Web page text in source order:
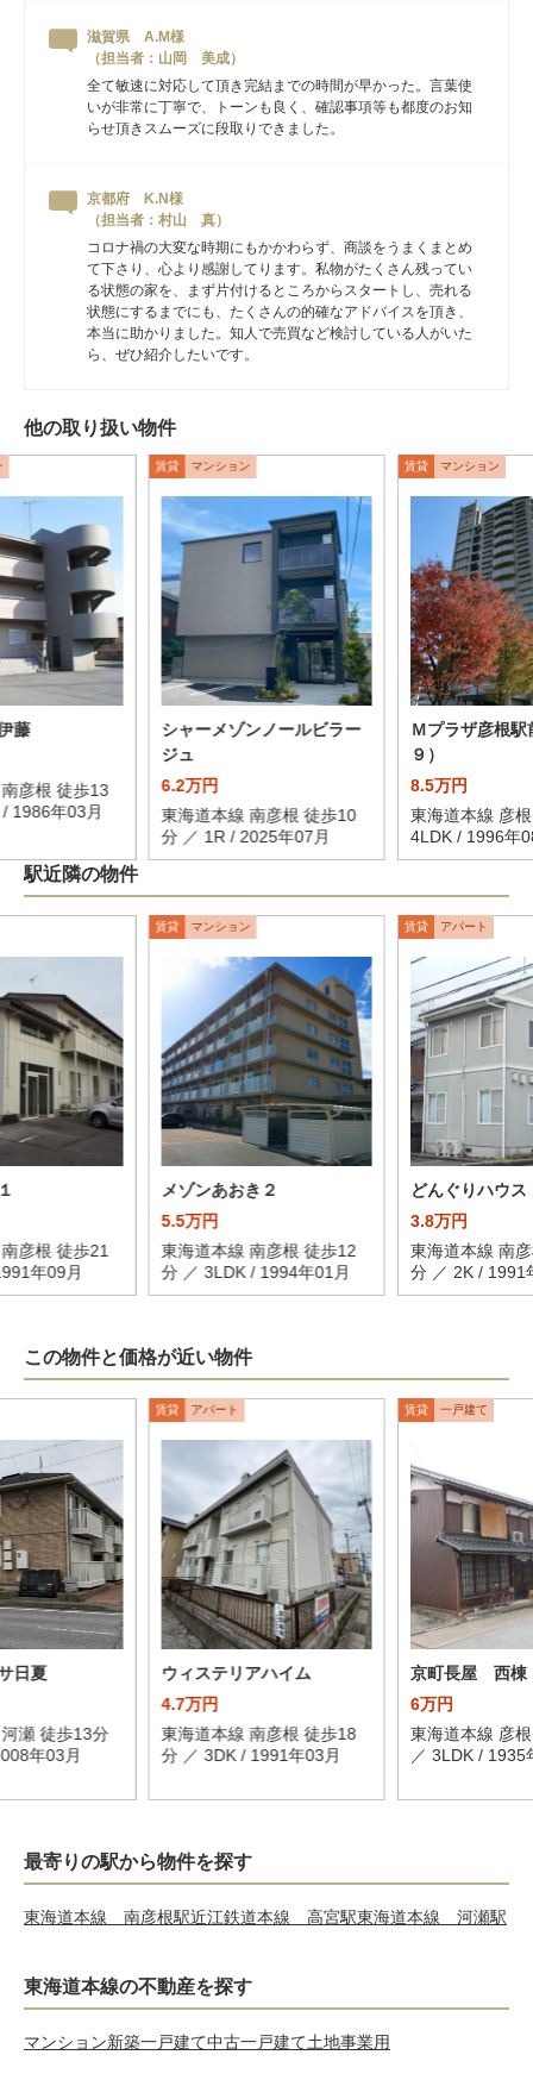
滋賀県 A.M様
（担当者：山岡 美成）
全て敏速に対応して頂き完結までの時間が早かった。言葉使
いが非常に丁寧で、トーンも良く、確認事項等も都度のお知
らせ頂きスムーズに段取りできました。
京都府 K.N様
（担当者：村山 真）
コロナ禍の大変な時期にもかかわらず、商談をうまくまとめ
て下さり、心より感謝してります。私物がたくさん残ってい
る状態の家を、まず片付けるところからスタートし、売れる
状態にするまでにも、たくさんの的確なアドバイスを頂き、
本当に助かりました。知人で売買など検討している人がいた
ら、ぜひ紹介したいです。
他の取り扱い物件
藤
彦根 徒歩13
1986年03月
賃貸 マンション
シャーメゾンノールビラー
ジュ
6.2万円
東海道本線 南彦根 徒歩10
分 ／ 1R / 2025年07月
賃貸 マンション
Ｍプラザ彦根駅
９）
8.5万円
東海道本線 彦
4LDK / 1996年
駅近隣の物件
彦根 徒歩21
年09月
賃貸 マンション
メゾンあおき２
5.5万円
東海道本線 南彦根 徒歩12
分 ／ 3LDK / 1994年01月
賃貸 アパート
どんぐりハウス
3.8万円
東海道本線 南
分 ／ 2K / 1991
この物件と価格が近い物件
日夏
瀬 徒歩13分
年03月
賃貸 アパート
ウィステリアハイム
4.7万円
東海道本線 南彦根 徒歩18
分 ／ 3DK / 1991年03月
賃貸 一戸建て
京町長屋 西棟
6万円
東海道本線 彦
／ 3LDK / 1935
最寄りの駅から物件を探す
東海道本線 南彦根駅近江鉄道本線 高宮駅東海道本線 河瀬駅
東海道本線の不動産を探す
マンション新築一戸建て中古一戸建て土地事業用